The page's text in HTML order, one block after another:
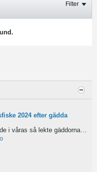
Filter
2024 efter gädda
Väcker liv i tråden. Där jag fiskade i våras så lekte gäddorna från början av mars hela vägen in i juni...